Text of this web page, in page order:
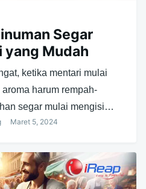
Segar
yang Mudah
ketika mentari mulai
harum rempah-
segar mulai mengisi…
Maret 5, 2024